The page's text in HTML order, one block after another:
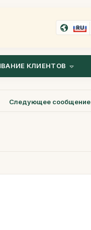
RU
КЛИЕНТОВ
Следующее сообщение